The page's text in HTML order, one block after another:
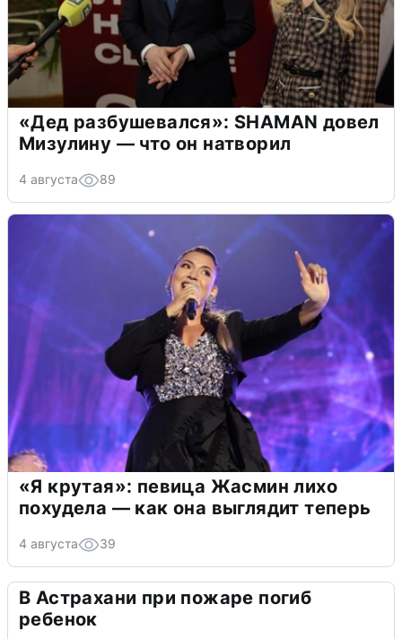
«Дед разбушевался»: SHAMAN довел
Мизулину — что он натворил
4 августа 89
«Я крутая»: певица Жасмин лихо
похудела — как она выглядит теперь
4 августа 39
В Астрахани при пожаре погиб
ребенок